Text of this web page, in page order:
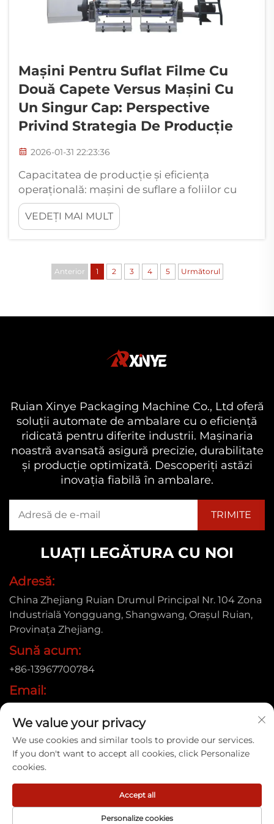
Mașini Pentru Suflat Filme Cu
Două Capete Versus Mașini Cu
Un Singur Cap: Perspective
Privind Strategia De Producție
2026-01-31 22:23:36
Capacitatea de producție și eficiența
operațională: mașini de suflare a foliilor cu
două capete versus mașini cu un singur cap.
Debitul, viteza liniei și disponibilitatea
(uptime): cuantificarea creșterilor reale ale
două capete produc, în mod tipic, cu
aproximativ 30–50% mai mult material decât
VEDEȚI MAI MULT
Anterior 1 2 3 4 5 Următorul
Ruian Xinye Packaging Machine Co., Ltd oferă
soluții automate de ambalare cu o eficiență
ridicată pentru diferite industrii. Mașinaria
noastră avansată asigură precizie, durabilitate
și producție optimizată. Descoperiți astăzi
inovația fiabilă în ambalare.
LUAȚI LEGĂTURA CU NOI
Adresă:
China Zhejiang Ruian Drumul Principal Nr. 104 Zona
Industrială Yongguang, Shangwang, Orașul Ruian,
Provinața Zhejiang.
Sună acum:
+86-13967700784
Email:
Drepturi de autor © 2025 Ruian Xinye Packaging Machine
We value your privacy
We use cookies and similar tools to provide our services.
If you don't want to accept all cookies, click Personalize
cookies.
Personalize cookies
Accept all